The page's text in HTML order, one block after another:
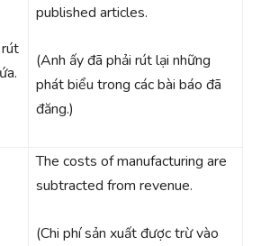
published articles.
(Anh ấy đã phải rút lại những
phát biểu trong các bài báo đã
đăng.)
The costs of manufacturing are
subtracted from revenue.
(Chi phí sản xuất được trừ vào